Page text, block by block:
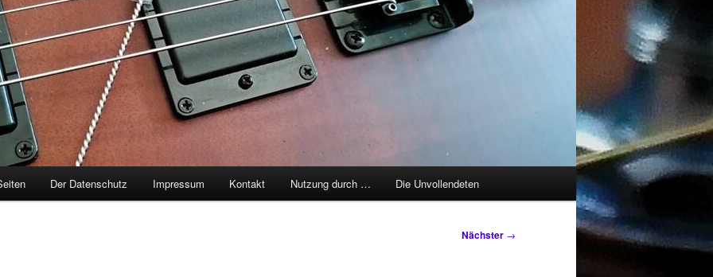
Der Datenschutz Impressum Kontakt Nutzung durch … Die Unvollendeten
Nächster →